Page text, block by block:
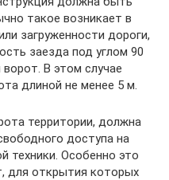
такое возникает в
загруженности дороги,
заезда под углом 90
В этом случае
длиной не менее 5 м.
территории, должна
доступа на
техники. Особенно это
для открытия которых